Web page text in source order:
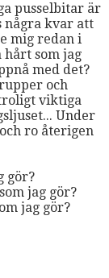
pusselbitar är
några kvar att
mig redan i
hårt som jag
med det?
och
viktiga
Under
ro återigen
gör?
jag gör?
jag gör?